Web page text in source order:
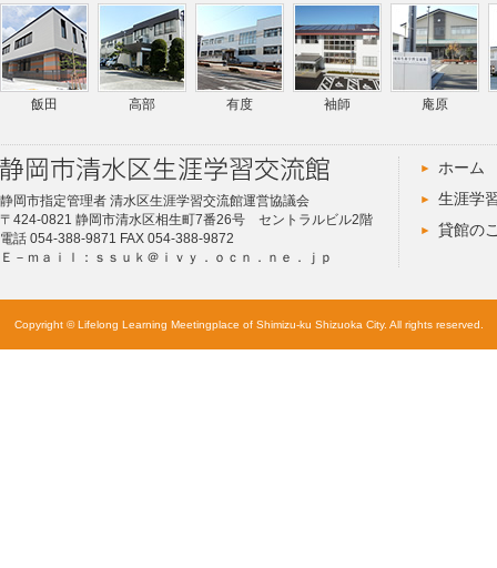
飯田 高部 有度 袖師 庵原
静岡市指定管理者 清水区生涯学習交流館運営協議会
〒424-0821 静岡市清水区相生町7番26号 セントラルビル2階
電話 054-388-9871 FAX 054-388-9872
Ｅ－ｍａｉｌ：ｓｓｕｋ＠ｉｖｙ．ｏｃｎ．ｎｅ．ｊｐ
ホーム
生涯学
貸館の
Copyright © Lifelong Learning Meetingplace of Shimizu-ku Shizuoka City. All rights reserved.